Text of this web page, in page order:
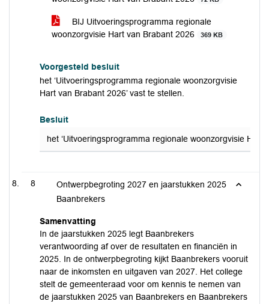
BIJ Uitvoeringsprogramma regionale
woonzorgvisie Hart van Brabant 2026
369 KB
Voorgesteld besluit
het ‘Uitvoeringsprogramma regionale woonzorgvisie
Hart van Brabant 2026’ vast te stellen.
Besluit
het ‘Uitvoeringsprogramma regionale woonzorgvisie Hart
8
Ontwerpbegroting 2027 en jaarstukken 2025
Baanbrekers
Samenvatting
In de jaarstukken 2025 legt Baanbrekers
verantwoording af over de resultaten en financiën in
2025. In de ontwerpbegroting kijkt Baanbrekers vooruit
naar de inkomsten en uitgaven van 2027. Het college
stelt de gemeenteraad voor om kennis te nemen van
de jaarstukken 2025 van Baanbrekers en Baanbrekers